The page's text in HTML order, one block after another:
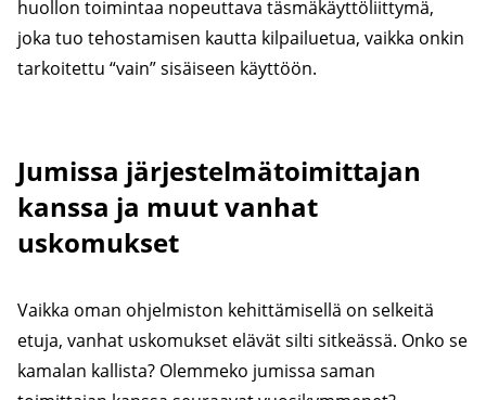
huollon toimintaa nopeuttava täsmäkäyttöliittymä,
joka tuo tehostamisen kautta kilpailuetua, vaikka onkin
tarkoitettu “vain” sisäiseen käyttöön.
Jumissa järjestelmätoimittajan
kanssa ja muut vanhat
uskomukset
Vaikka oman ohjelmiston kehittämisellä on selkeitä
etuja, vanhat uskomukset elävät silti sitkeässä. Onko se
kamalan kallista? Olemmeko jumissa saman